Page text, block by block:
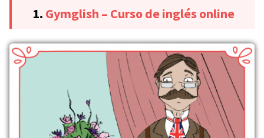
1. Gymglish – Curso de inglés online